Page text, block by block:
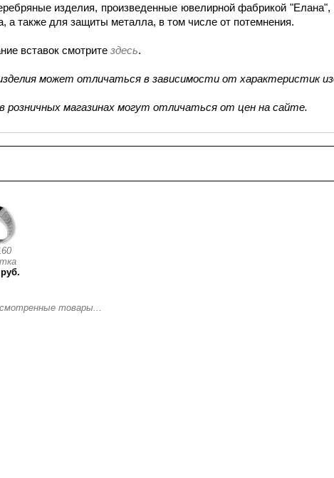
изделия, произведенные ювелирной фабрикой
а также для защиты металла, в том числе от потемнения.
вставок смотрите здесь.
может отличаться в зависимости от характеристик
розничных магазинах могут отличаться от цен на сайте.
товары...